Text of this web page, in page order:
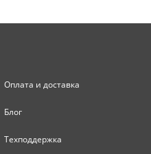
Оплата и доставка
Блог
Техподдержка